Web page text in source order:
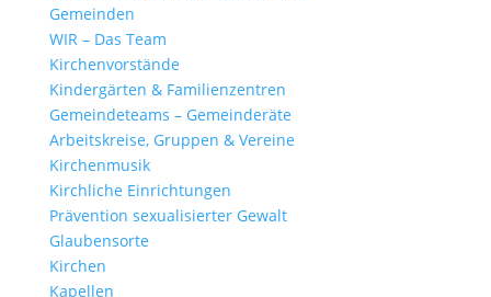
Gemeinden
WIR – Das Team
Kirchen­vor­stände
Kinder­gärten & Familienzentren
Gemein­de­teams – Gemeinderäte
Arbeits­kreise, Gruppen & Vereine
Kirchen­musik
Kirch­liche Einrichtungen
Präven­tion sexua­li­sierter Gewalt
Glau­ben­s­orte
Kirchen
Kapellen